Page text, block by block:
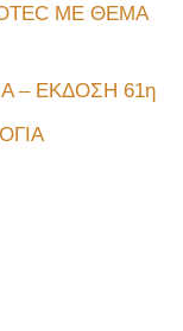
ΜΕ ΘΕΜΑ
– ΕΚΔΟΣΗ 61η